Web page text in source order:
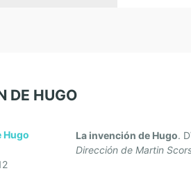
DE HUGO
La invención de Hugo.
Dirección de Martin